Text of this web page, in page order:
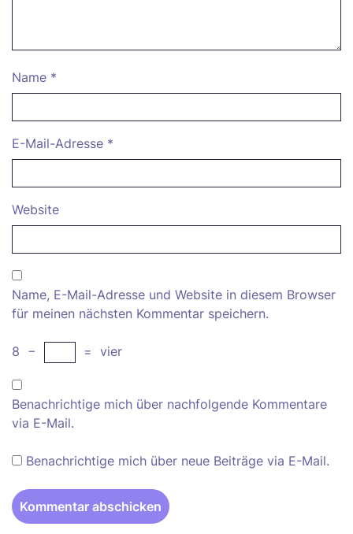
Name *
E-Mail-Adresse *
Website
Name, E-Mail-Adresse und Website in diesem Browser
für meinen nächsten Kommentar speichern.
8 − = vier
Benachrichtige mich über nachfolgende Kommentare
via E-Mail.
Benachrichtige mich über neue Beiträge via E-Mail.